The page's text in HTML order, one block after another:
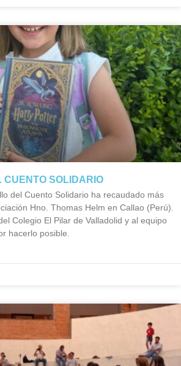
CUENTO SOLIDARIO
del Cuento Solidario ha recaudado más
Hno. Thomas Helm en Callao (Perú).
Colegio El Pilar de Valladolid y al equipo
hacerlo posible.